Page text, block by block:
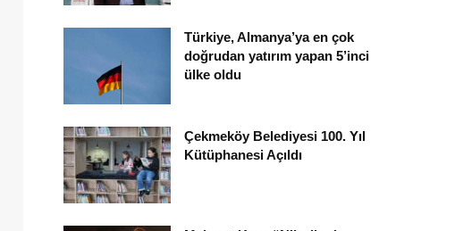
Türkiye, Almanya’ya en çok
doğrudan yatırım yapan 5’inci
ülke oldu
Çekmeköy Belediyesi 100. Yıl
Kütüphanesi Açıldı